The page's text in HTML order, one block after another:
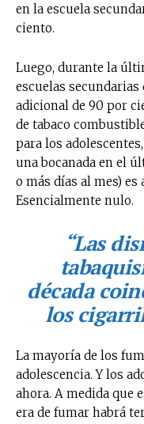
en la escuela
ciento.
Luego, durante la
escuelas secundarias
adicional de 90 por
de tabaco
para los
una bocanada en el
o más días al mes)
Esencialmente nulo.
“Las
década
los
La mayoría de los
adolescencia. Y los
ahora. A medida que
era de fumar habrá